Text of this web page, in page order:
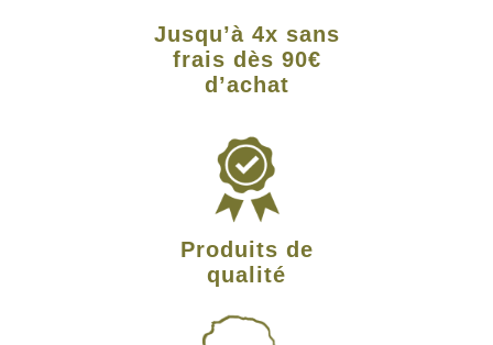
Jusqu’à 4x sans
frais dès 90€
d’achat
Produits de
qualité